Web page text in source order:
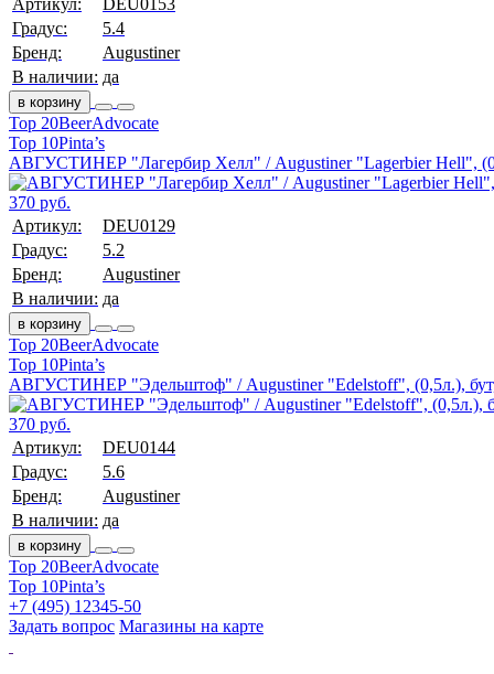
Градус:
5.4
Бренд:
Augustiner
В наличии: да
в корзину
Top 20BeerAdvocate
Top 10Pinta’s
АВГУСТИНЕР "Лагербир Хелл" / Augustiner "Lagerbier Hell",
370 руб.
Артикул:
DEU0129
Градус:
5.2
Бренд:
Augustiner
В наличии: да
в корзину
Top 20BeerAdvocate
Top 10Pinta’s
АВГУСТИНЕР "Эдельштоф" / Augustiner "Edelstoff", (0,5л.), бут,
370 руб.
Артикул:
DEU0144
Градус:
5.6
Бренд:
Augustiner
В наличии: да
в корзину
Top 20BeerAdvocate
Top 10Pinta’s
+7 (495) 12345-50
Задать вопрос Магазины на карте